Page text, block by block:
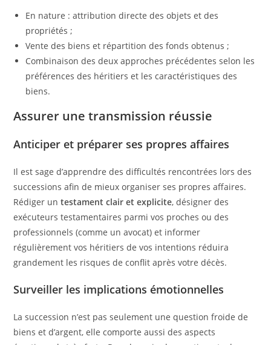
En nature : attribution directe des objets et des
propriétés ;
Vente des biens et répartition des fonds obtenus ;
Combinaison des deux approches précédentes selon les
préférences des héritiers et les caractéristiques des
biens.
Assurer une transmission réussie
Anticiper et préparer ses propres affaires
Il est sage d’apprendre des difficultés rencontrées lors des
successions afin de mieux organiser ses propres affaires.
Rédiger untestament clair et explicite, désigner des
exécuteurs testamentaires parmi vos proches ou des
professionnels (comme un avocat) et informer
régulièrement vos héritiers de vos intentions réduira
grandement les risques de conflit après votre décès.
Surveiller les implications émotionnelles
La succession n’est pas seulement une question froide de
biens et d’argent, elle comporte aussi des aspects